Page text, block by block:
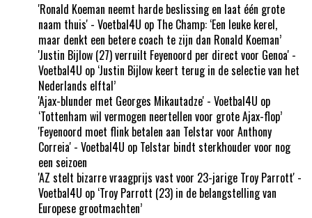
'Ronald Koeman neemt harde beslissing en laat één grote
naam thuis' - Voetbal4U op The Champ: ‘Een leuke kerel,
maar denkt een betere coach te zijn dan Ronald Koeman’
'Justin Bijlow (27) verruilt Feyenoord per direct voor Genoa' -
Voetbal4U op ‘Justin Bijlow keert terug in de selectie van het
Nederlands elftal’
'Ajax-blunder met Georges Mikautadze' - Voetbal4U op
‘Tottenham wil vermogen neertellen voor grote Ajax-flop’
'Feyenoord moet flink betalen aan Telstar voor Anthony
Correia' - Voetbal4U op Telstar bindt sterkhouder voor nog
een seizoen
'AZ stelt bizarre vraagprijs vast voor 23-jarige Troy Parrott' -
Voetbal4U op ‘Troy Parrott (23) in de belangstelling van
Europese grootmachten’